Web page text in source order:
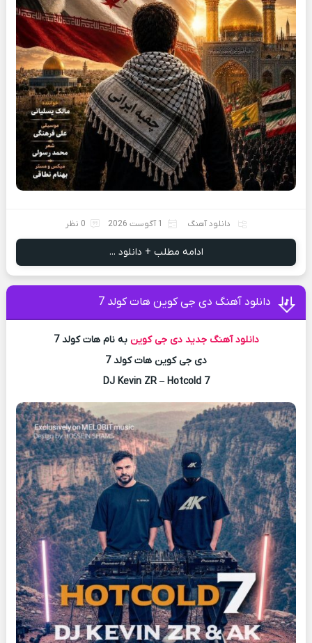
دانلود آهنگ 1 آگوست 2026 0 نظر
ادامه مطلب + دانلود ...
دانلود آهنگ دی جی کوین هات کولد 7
دانلود آهنگ جدید دی جی کوین به نام هات کولد 7
دی جی کوین هات کولد 7
DJ Kevin ZR – Hotcold 7